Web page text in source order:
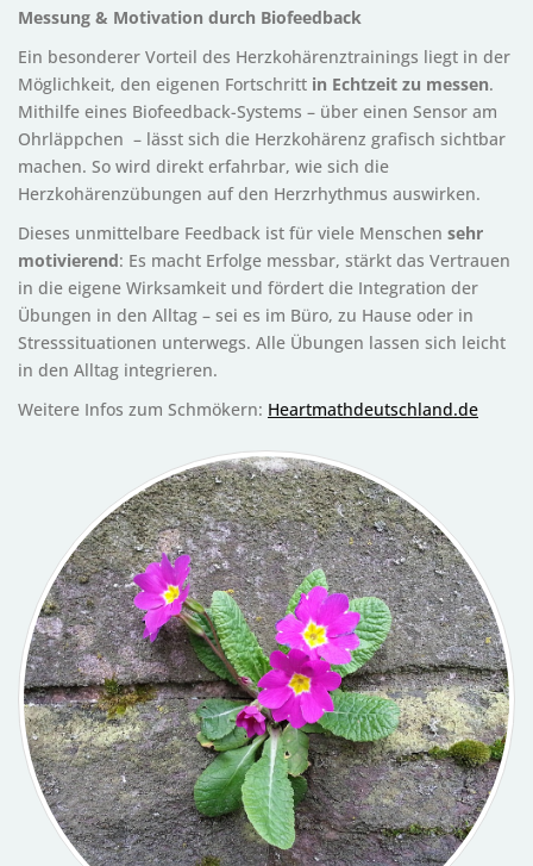
Messung & Motivation durch Biofeedback
Ein besonderer Vorteil des Herzkohärenztrainings liegt in der
Möglichkeit, den eigenen Fortschritt in Echtzeit zu messen.
Mithilfe eines Biofeedback-Systems – über einen Sensor am
Ohrläppchen – lässt sich die Herzkohärenz grafisch sichtbar
machen. So wird direkt erfahrbar, wie sich die
Herzkohärenzübungen auf den Herzrhythmus auswirken.
Dieses unmittelbare Feedback ist für viele Menschen sehr
motivierend: Es macht Erfolge messbar, stärkt das Vertrauen
in die eigene Wirksamkeit und fördert die Integration der
Übungen in den Alltag – sei es im Büro, zu Hause oder in
Stresssituationen unterwegs. Alle Übungen lassen sich leicht
in den Alltag integrieren.
Weitere Infos zum Schmökern: Heartmathdeutschland.de